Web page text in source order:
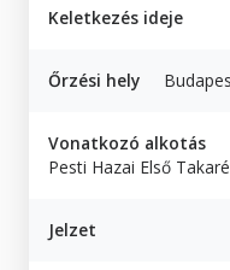
Keletkezés ideje
Őrzési hely
Vonatkozó alkotás
Pesti Hazai Első
Jelzet